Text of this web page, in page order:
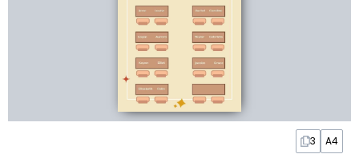
3 A4